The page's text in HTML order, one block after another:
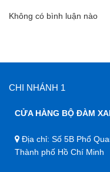
Không có bình luận nào
CHI NHÁNH 1
CỬA HÀNG BỘ ĐÀM
Địa chỉ: Số 5B Phổ
Thành phố Hồ Chí Minh